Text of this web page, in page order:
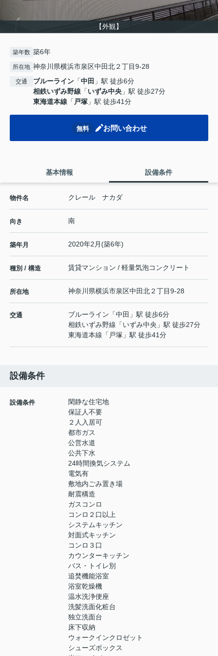
【外観】
築年数 築6年
所在地 神奈川県横浜市泉区中田北２丁目9-28
交通 ブルーライン 「中田 」駅 徒歩6分
相鉄いずみ野線 「いずみ中央 」駅 徒歩27分
東海道本線 「 戸塚 」駅 徒歩41分
無料 お問い合わせ
基本情報 設備条件
物件名 クレール ナカダ
向き 南
築年月 2020年2月(築6年)
種別 / 構造 賃貸マンション / 軽量気泡コンクリート
所在地 神奈川県横浜市泉区中田北２丁目9-28
交通 ブルーライン 「中田 」駅 徒歩6分
相鉄いずみ野線 「いずみ中央 」駅 徒歩27分
東海道本線 「 戸塚 」駅 徒歩41分
設備条件
設備条件
閑静な住宅地
保証人不要
２人入居可
都市ガス
公営水道
公共下水
24時間換気システム
電気有
敷地内ごみ置き場
耐震構造
ガスコンロ
コンロ２口以上
システムキッチン
対面式キッチン
コンロ３口
カウンターキッチン
バス・トイレ別
追焚機能浴室
浴室乾燥機
温水洗浄便座
洗髪洗面化粧台
独立洗面台
床下収納
ウォークインクロゼット
シューズボックス